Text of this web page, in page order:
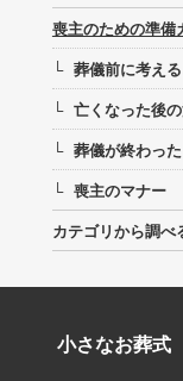
喪主のための準備
└ 葬儀前に考え
└ 亡くなった後
└ 葬儀が終わっ
└ 喪主のマナー
カテゴリから調べ
小さなお葬式